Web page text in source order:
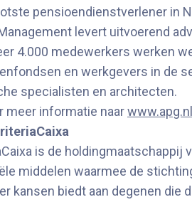
pensioendienstverlener in
levert uitvoerend
4.000 medewerkers werken
en werkgevers in de
specialisten en architecten.
meer informatie naarwww.apg.nl
is de holdingmaatschappij
middelen waarmee de
kansen biedt aan degenen die